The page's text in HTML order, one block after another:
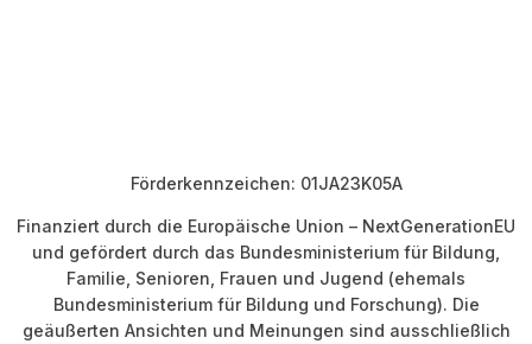
Förderkennzeichen: 01JA23K05A
Finanziert durch die Europäische Union – NextGenerationEU
und gefördert durch das Bundesministerium für Bildung,
Familie, Senioren, Frauen und Jugend (ehemals
Bundesministerium für Bildung und Forschung). Die
geäußerten Ansichten und Meinungen sind ausschließlich